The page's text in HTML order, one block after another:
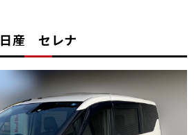
日産 セレナ